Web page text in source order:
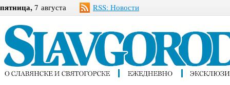
пятница, 7 августа RSS: Новости